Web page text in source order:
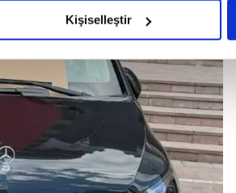
Sitemizde kendimize ve üçüncü
olup gerekli olan çerezler
daha işlevsel kılınması ve
sınırlı olarak açık rızanız
panel vasıtasıyla belirleyebilirsiniz.
Kişiselleştir